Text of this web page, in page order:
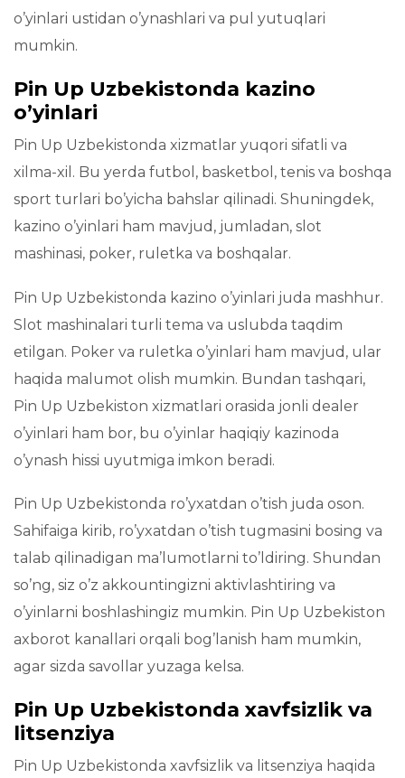
o’yinlari ustidan o’ynashlari va pul yutuqlari
mumkin.
Pin Up Uzbekistonda kazino
o’yinlari
Pin Up Uzbekistonda xizmatlar yuqori sifatli va
xilma-xil. Bu yerda futbol, basketbol, tenis va boshqa
sport turlari bo’yicha bahslar qilinadi. Shuningdek,
kazino o’yinlari ham mavjud, jumladan, slot
mashinasi, poker, ruletka va boshqalar.
Pin Up Uzbekistonda kazino o’yinlari juda mashhur.
Slot mashinalari turli tema va uslubda taqdim
etilgan. Poker va ruletka o’yinlari ham mavjud, ular
haqida malumot olish mumkin. Bundan tashqari,
Pin Up Uzbekiston xizmatlari orasida jonli dealer
o’yinlari ham bor, bu o’yinlar haqiqiy kazinoda
o’ynash hissi uyutmiga imkon beradi.
Pin Up Uzbekistonda ro’yxatdan o’tish juda oson.
Sahifaiga kirib, ro’yxatdan o’tish tugmasini bosing va
talab qilinadigan ma’lumotlarni to’ldiring. Shundan
so’ng, siz o’z akkountingizni aktivlashtiring va
o’yinlarni boshlashingiz mumkin. Pin Up Uzbekiston
axborot kanallari orqali bog’lanish ham mumkin,
agar sizda savollar yuzaga kelsa.
Pin Up Uzbekistonda xavfsizlik va
litsenziya
Pin Up Uzbekistonda xavfsizlik va litsenziya haqida